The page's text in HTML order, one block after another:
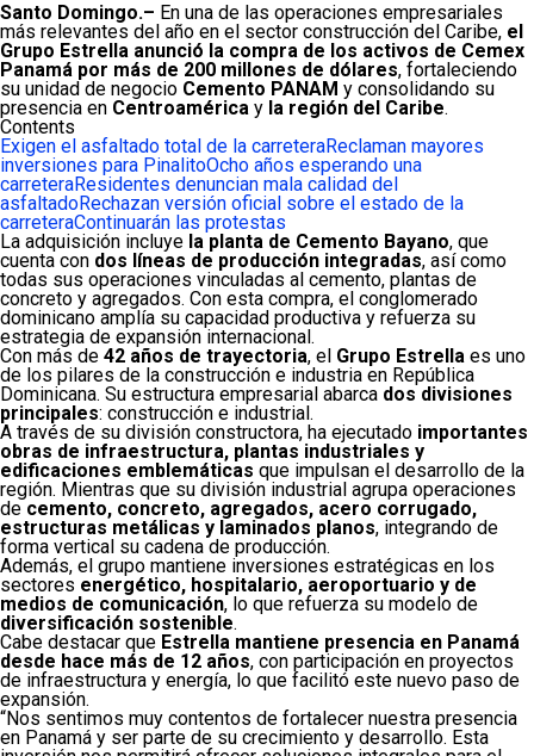
Santo Domingo.– En una de las operaciones empresariales
más relevantes del año en el sector construcción del Caribe, el
Grupo Estrella anunció la compra de los activos de Cemex
Panamá por más de 200 millones de dólares, fortaleciendo
su unidad de negocio Cemento PANAM y consolidando su
presencia en Centroamérica y la región del Caribe.
Contents
Exigen el asfaltado total de la carreteraReclaman mayores
inversiones para PinalitoOcho años esperando una
carreteraResidentes denuncian mala calidad del
asfaltadoRechazan versión oficial sobre el estado de la
carreteraContinuarán las protestas
La adquisición incluye la planta de Cemento Bayano, que
cuenta con dos líneas de producción integradas, así como
todas sus operaciones vinculadas al cemento, plantas de
concreto y agregados. Con esta compra, el conglomerado
dominicano amplía su capacidad productiva y refuerza su
estrategia de expansión internacional.
Con más de 42 años de trayectoria, el Grupo Estrella es uno
de los pilares de la construcción e industria en República
Dominicana. Su estructura empresarial abarca dos divisiones
principales: construcción e industrial.
A través de su división constructora, ha ejecutado importantes
obras de infraestructura, plantas industriales y
edificaciones emblemáticas que impulsan el desarrollo de la
región. Mientras que su división industrial agrupa operaciones
de cemento, concreto, agregados, acero corrugado,
estructuras metálicas y laminados planos, integrando de
forma vertical su cadena de producción.
Además, el grupo mantiene inversiones estratégicas en los
sectores energético, hospitalario, aeroportuario y de
medios de comunicación, lo que refuerza su modelo de
diversificación sostenible.
Cabe destacar que Estrella mantiene presencia en Panamá
desde hace más de 12 años, con participación en proyectos
de infraestructura y energía, lo que facilitó este nuevo paso de
expansión.
“Nos sentimos muy contentos de fortalecer nuestra presencia
en Panamá y ser parte de su crecimiento y desarrollo. Esta